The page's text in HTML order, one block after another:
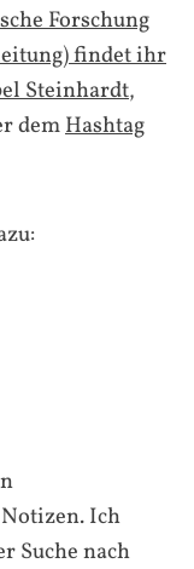
Forschung
findet ihr
Steinhardt,
demHashtag
Ich
Suche nach